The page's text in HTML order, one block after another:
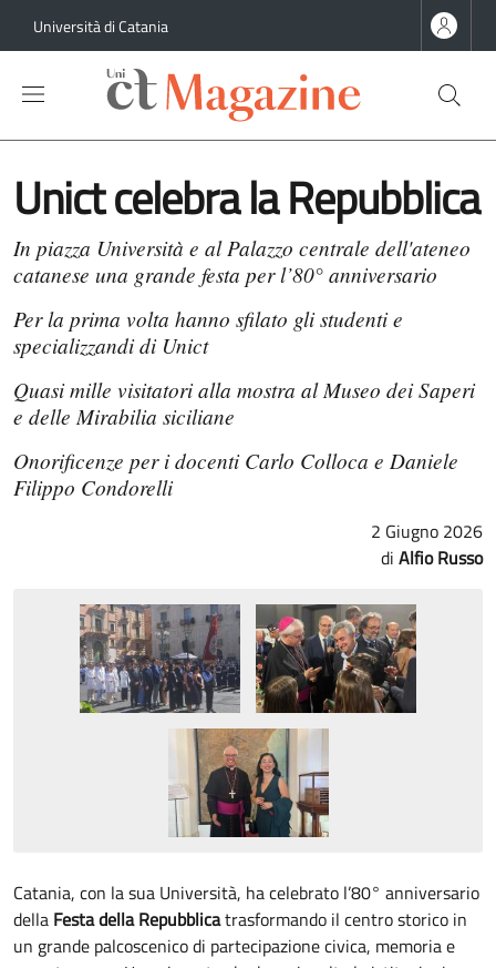
Università di Catania
Unict celebra la Repubblica
In piazza Università e al Palazzo centrale dell'ateneo
catanese una grande festa per l’80° anniversario
Per la prima volta hanno sfilato gli studenti e
specializzandi di Unict
Quasi mille visitatori alla mostra al Museo dei Saperi
e delle Mirabilia siciliane
Onorificenze per i docenti Carlo Colloca e Daniele
Filippo Condorelli
2 Giugno 2026
Alfio Russo
Catania, con la sua Università, ha celebrato l’80° anniversario
della Festa della Repubblicatrasformando il centro storico in
un grande palcoscenico di partecipazione civica, memoria e